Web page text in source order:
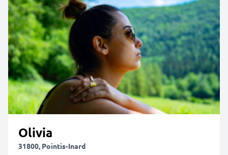
Olivia
31800, Pointis-Inard